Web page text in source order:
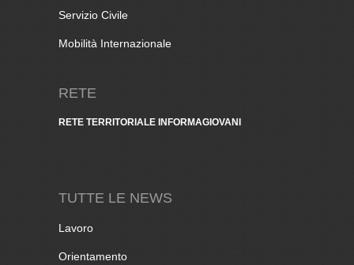
Servizio Civile
Mobilità Internazionale
RETE
RETE TERRITORIALE INFORMAGIOVANI
TUTTE LE NEWS
Lavoro
Orientamento